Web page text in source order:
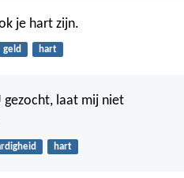
je hart zijn.
geld hart
gezocht, laat mij niet
hart